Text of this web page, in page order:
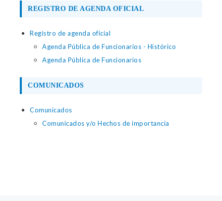
REGISTRO DE AGENDA OFICIAL
Registro de agenda oficial
Agenda Pública de Funcionarios - Histórico
Agenda Pública de Funcionarios
COMUNICADOS
Comunicados
Comunicados y/o Hechos de importancia